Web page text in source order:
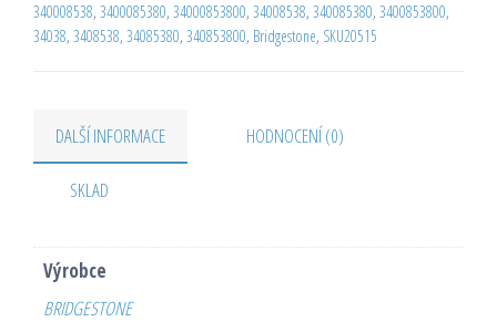
340008538, 3400085380, 34000853800, 34008538, 340085380, 3400853800,
34038, 3408538, 34085380, 340853800, Bridgestone, SKU20515
DALŠÍ INFORMACE HODNOCENÍ (0)
SKLAD
Výrobce
BRIDGESTONE